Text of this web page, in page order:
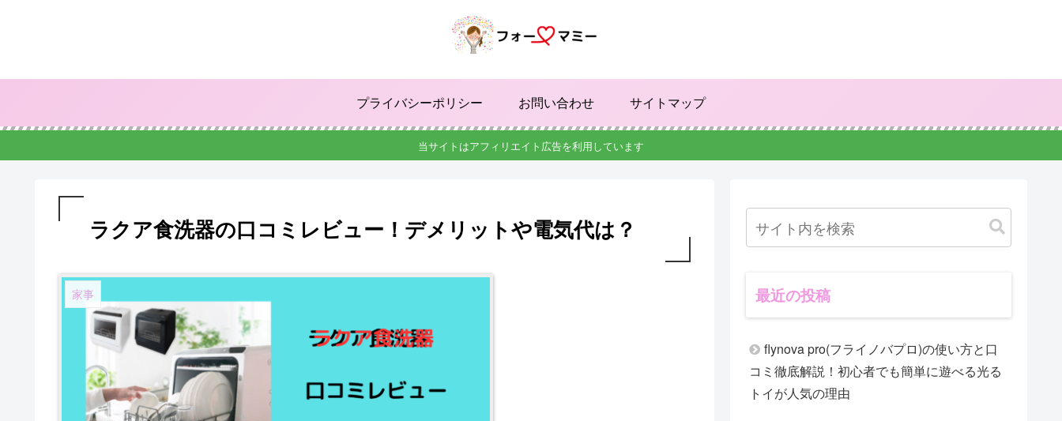
プライバシーポリシー お問い合わせ サイトマップ
当サイトはアフィリエイト広告を利用しています
ラクア食洗器の口コミレビュー！デメリットや電気代は？
家事 最近の投稿
flynova pro(フライノバプロ)の使い方と口
コミ徹底解説！初心者でも簡単に遊べる光る
トイが人気の理由